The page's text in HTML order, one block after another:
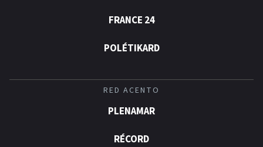
FRANCE 24
POLÉTIKARD
RED ACENTO
PLENAMAR
RÉCORD